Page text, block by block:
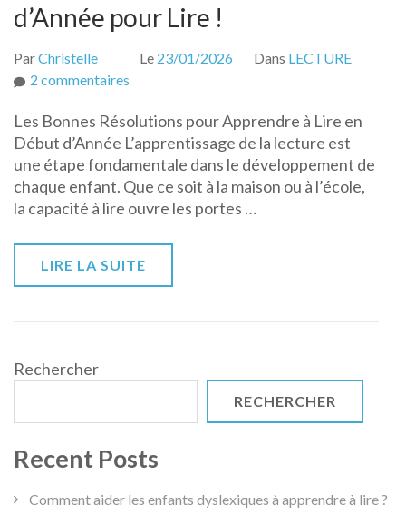
d’Année pour Lire !
ParChristelle Le 23/01/2026 Dans LECTURE
2 commentaires
Résolutions
du
Début
d’Année
pour
Les Bonnes Résolutions pour Apprendre à Lire en
Début d’Année L’apprentissage de la lecture est
une étape fondamentale dans le développement de
chaque enfant. Que ce soit à la maison ou à l’école,
la capacité à lire ouvre les portes …
LIRE LA SUITE
Rechercher
RECHERCHER
Recent Posts
Comment aider les enfants dyslexiques à apprendre à lire ?